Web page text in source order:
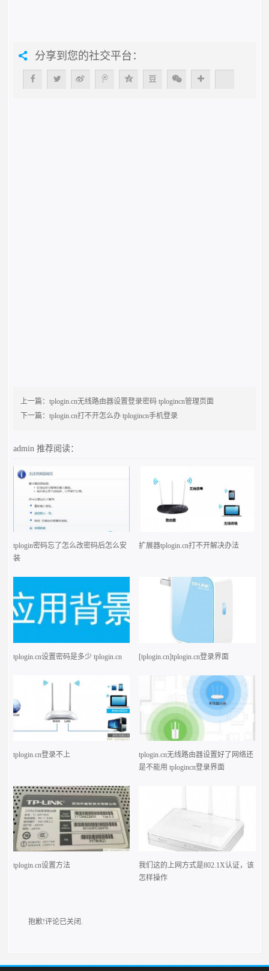
分享到您的社交平台：
上一篇：tplogin.cn无线路由器设置登录密码 tplogincn管理页面
下一篇：tplogin.cn打不开怎么办 tplogincn手机登录
admin推荐阅读：
tplogin密码忘了怎么改密码后怎么安
装
扩展器tplogin.cn打不开解决办法
tplogin.cn设置密码是多少 tplogin.cn [tplogin.cn]tplogin.cn登录界面
tplogin.cn登录不上
tplogin.cn无线路由器设置好了网络还
是不能用 tplogincn登录界面
tplogin.cn设置方法
我们这的上网方式是802.1X认证，该
怎样操作
抱歉!评论已关闭.